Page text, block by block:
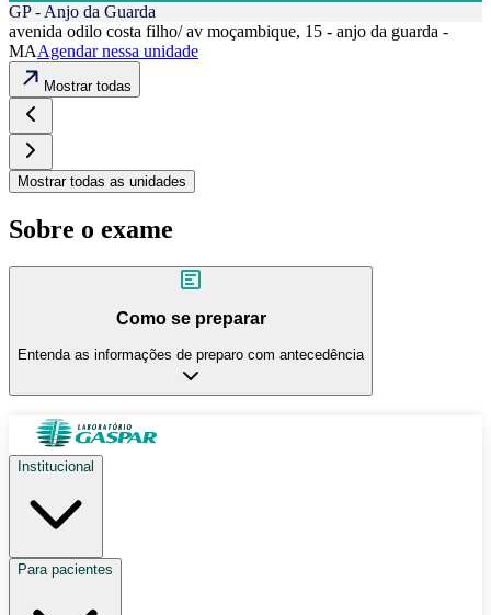
GP - Anjo da Guarda
avenida odilo costa filho/ av moçambique, 15 - anjo da guarda -
MAAgendar nessa unidade
Mostrar todas
Mostrar todas as unidades
Sobre o exame
Como se preparar
Entenda as informações de preparo com antecedência
Institucional
Para pacientes